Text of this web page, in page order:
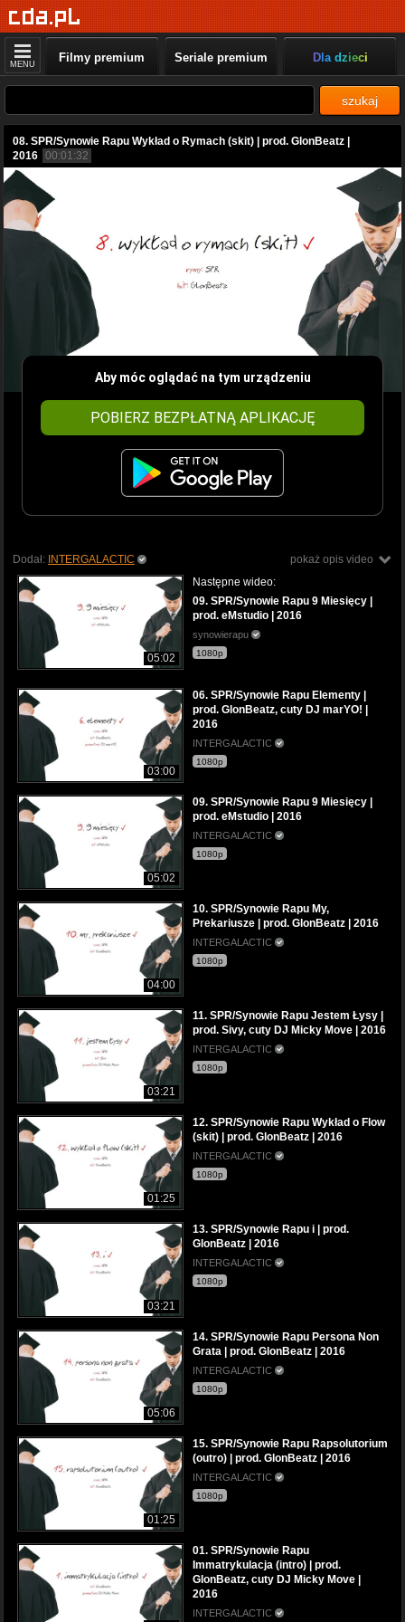
MENU Filmy premium Seriale premium Dla dzieci
szukaj
08. SPR/Synowie Rapu Wykład o Rymach (skit) | prod. GlonBeatz |
2016 00:01:32
Aby móc oglądać na tym urządzeniu
POBIERZ BEZPŁATNĄ APLIKACJĘ
pokaż opis video
Dodał: INTERGALACTIC
05:02
Następne wideo:
09. SPR/Synowie Rapu 9 Miesięcy |
prod. eMstudio | 2016
synowierapu
1080p
03:00
06. SPR/Synowie Rapu Elementy |
prod. GlonBeatz, cuty DJ marYO! |
2016
INTERGALACTIC
1080p
05:02
09. SPR/Synowie Rapu 9 Miesięcy |
prod. eMstudio | 2016
INTERGALACTIC
1080p
04:00
10. SPR/Synowie Rapu My,
Prekariusze | prod. GlonBeatz | 2016
INTERGALACTIC
1080p
03:21
11. SPR/Synowie Rapu Jestem Łysy |
prod. Sivy, cuty DJ Micky Move | 2016
INTERGALACTIC
1080p
01:25
12. SPR/Synowie Rapu Wykład o Flow
(skit) | prod. GlonBeatz | 2016
INTERGALACTIC
1080p
03:21
13. SPR/Synowie Rapu i | prod.
GlonBeatz | 2016
INTERGALACTIC
1080p
05:06
14. SPR/Synowie Rapu Persona Non
Grata | prod. GlonBeatz | 2016
INTERGALACTIC
1080p
01:25
15. SPR/Synowie Rapu Rapsolutorium
(outro) | prod. GlonBeatz | 2016
INTERGALACTIC
1080p
01. SPR/Synowie Rapu
Immatrykulacja (intro) | prod.
GlonBeatz, cuty DJ Micky Move |
2016
INTERGALACTIC